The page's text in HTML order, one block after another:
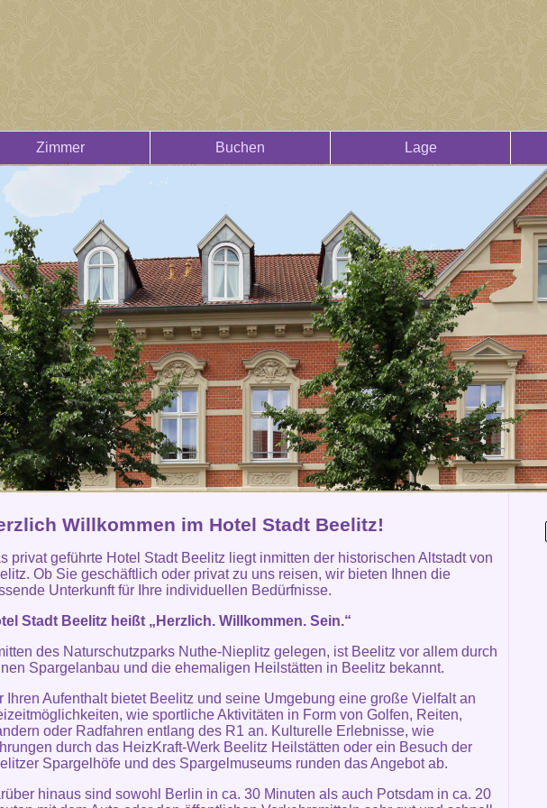
Zimmer Buchen Lage
Willkommen im Hotel Stadt Beelitz!
privat geführte Hotel Stadt Beelitz liegt inmitten der historischen Altstadt von
Ob Sie geschäftlich oder privat zu uns reisen, wir bieten Ihnen die
Unterkunft für Ihre individuellen Bedürfnisse.
Stadt Beelitz heißt „Herzlich. Willkommen. Sein.“
des Naturschutzparks Nuthe-Nieplitz gelegen, ist Beelitz vor allem durch
Spargelanbau und die ehemaligen Heilstätten in Beelitz bekannt.
Ihren Aufenthalt bietet Beelitz und seine Umgebung eine große Vielfalt an
wie sportliche Aktivitäten in Form von Golfen, Reiten,
oder Radfahren entlang des R1 an. Kulturelle Erlebnisse, wie
durch das HeizKraft-Werk Beelitz Heilstätten oder ein Besuch der
Spargelhöfe und des Spargelmuseums runden das Angebot ab.
hinaus sind sowohl Berlin in ca. 30 Minuten als auch Potsdam in ca. 20